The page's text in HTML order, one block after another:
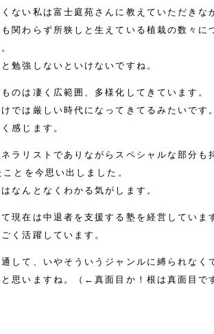
ない私は富士庭苑さんに教えていただきな
関わらず所狭しと生えている植栽の数々に
勉強しないといけないですね。
のは凄く広範囲、多様化してきています。
では厳しい時代になってきてるみたいです。
感じます。
ラリストでありながらスペシャルな部分も
とを今思い出しました。
なんとなくわかる気がします。
現在は中退者を支援する塾を経営していま
く活躍しています。
して、いやそういうジャンルに縛られなく
思いますね。（←真面目か！根は真面目で